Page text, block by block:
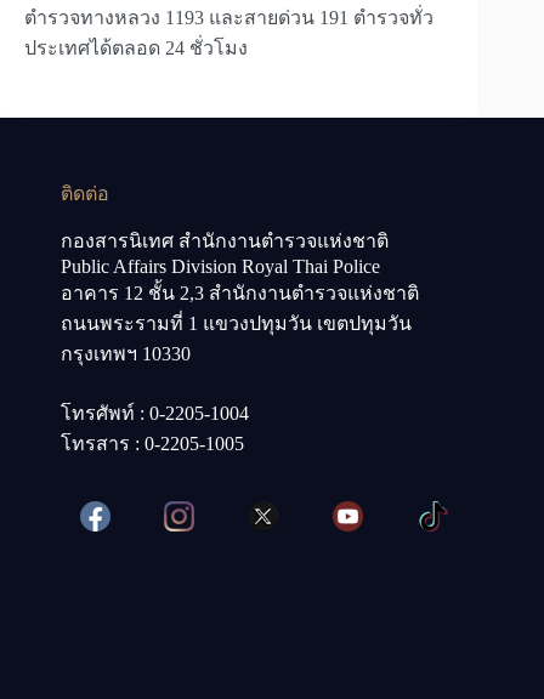
ตำรวจทางหลวง 1193 และสายด่วน 191 ตำรวจทั่ว
ประเทศได้ตลอด 24 ชั่วโมง
ติดต่อ
กองสารนิเทศ สำนักงานตำรวจแห่งชาติ
Public Affairs Division Royal Thai Police
อาคาร 12 ชั้น 2,3 สำนักงานตำรวจแห่งชาติ
ถนนพระรามที่ 1 แขวงปทุมวัน เขตปทุมวัน
กรุงเทพฯ 10330
โทรศัพท์ : 0-2205-1004
โทรสาร : 0-2205-1005